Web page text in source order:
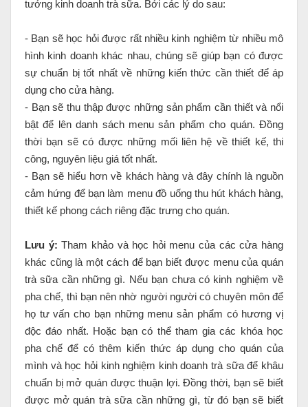
tưởng kinh doanh trà sữa. Bởi các lý do sau:
- Bạn sẽ học hỏi được rất nhiều kinh nghiệm từ nhiều mô
hình kinh doanh khác nhau, chúng sẽ giúp bạn có được
sự chuẩn bị tốt nhất về những kiến thức cần thiết để áp
dụng cho cửa hàng.
- Bạn sẽ thu thập được những sản phẩm cần thiết và nổi
bật để lên danh sách menu sản phẩm cho quán. Đồng
thời bạn sẽ có được những mối liên hệ về thiết kế, thi
công, nguyên liệu giá tốt nhất.
- Bạn sẽ hiểu hơn về khách hàng và đây chính là nguồn
cảm hứng để bạn làm menu đồ uống thu hút khách hàng,
thiết kế phong cách riêng đặc trưng cho quán.
Lưu ý:Tham khảo và học hỏi menu của các cửa hàng
khác cũng là một cách để bạn biết được menu của quán
trà sữa cần những gì. Nếu bạn chưa có kinh nghiệm về
pha chế, thì bạn nên nhờ người người có chuyên môn để
họ tư vấn cho bạn những menu sản phẩm có hương vị
độc đáo nhất. Hoặc bạn có thể tham gia các khóa học
pha chế để có thêm kiến thức áp dụng cho quán của
mình và học hỏi kinh nghiệm kinh doanh trà sữa để khâu
chuẩn bị mở quán được thuận lợi. Đồng thời, bạn sẽ biết
được mở quán trà sữa cần những gì, từ đó bạn sẽ biết